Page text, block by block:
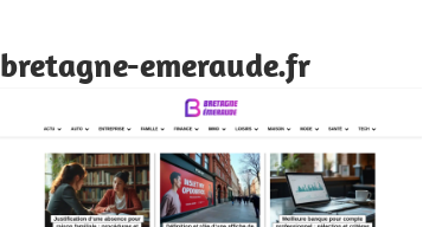
bretagne-emeraude.fr